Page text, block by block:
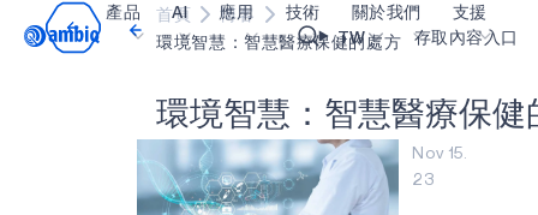
產品 AI 應用
醫療保健
工業邊緣
智能遙控器
技術
blueSPOT
graphiqSPOT
neuralSPOT
關於我們
部落格
讓我們共同建設未來
支援
內容入口網
詞彙表
TW 存取內容入口
首頁
博客
環境智慧：智慧醫療保健的處方
環境智慧 ： 智慧醫療保健
Nov 15.
23
Video title
OK